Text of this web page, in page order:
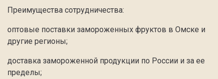
Преимущества сотрудничества:
оптовые поставки замороженных фруктов в Омске и
другие регионы;
доставка замороженной продукции по России и за ее
пределы;